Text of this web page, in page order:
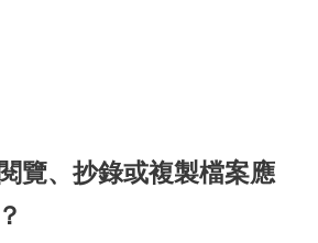
覽、抄錄或複製檔案應